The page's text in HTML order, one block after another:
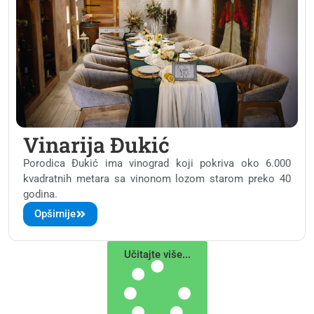
Vinarija Đukić
Porodica Đukić ima vinograd koji pokriva oko 6.000
kvadratnih metara sa vinonom lozom starom preko 40
godina.
Opširnije
Učitajte više...